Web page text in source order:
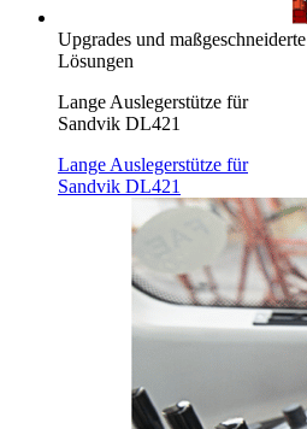
Upgrades und maßgeschneiderte
Lösungen
Lange Auslegerstütze für
Sandvik DL421
Lange Auslegerstütze für
Sandvik DL421